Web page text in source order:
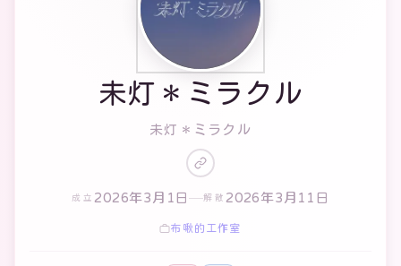
未灯＊ミラクル
未灯＊ミラクル
成立 2026年3月1日 解散 2026年3月11日
布啾的工作室